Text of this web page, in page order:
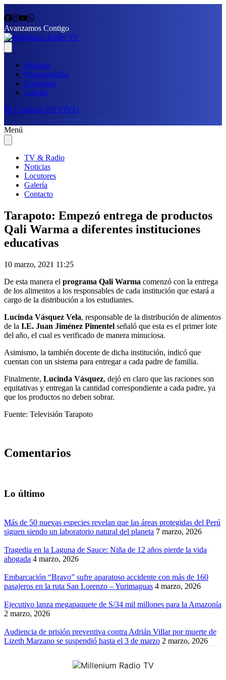
Avanzamos Contigo
Noticias
Programación
Locutores
Galería
📩 Contacto EN VIVO
Menú
TV & Radio
Noticias
Locutores
Galería
Contacto
Tarapoto: Empezó entrega de productos
Qali Warma a diferentes instituciones
educativas
10 marzo, 2021 11:25
De esta manera el programa Qali Warma comenzó con la entrega
de los alimentos a los responsables de cada institución que estará a
cargo de la distribución a los estudiantes.
Lucinda Vásquez Vela, responsable de la distribución de alimentos
de la I.E. Juan Jiménez Pimentel señaló que esta es el primer lote
del año, el cual es verificado de manera minuciosa.
Asimismo, la también docente de dicha institución, indicó que
cuentan con un sistema para entregar a cada padre de familia.
Finalmente, Lucinda Vásquez, dejó en claro que las raciones son
equitativas y entregan la cantidad correspondiente a cada padre, ya
que los productos no deben sobrar.
Fuente: Televisión Tarapoto
Comentarios
Lo último
Más de 50 nuevas especies revelan que las áreas protegidas del Perú
siguen siendo un laboratorio natural del planeta 7 marzo, 2026
Tragedia en la Laguna de Sauce: Niña de 12 años pierde la vida
ahogada 4 marzo, 2026
Embarcación “Bravo” sufre aparatoso accidente con más de 160
pasajeros en la ruta San Lorenzo – Yurimaguas 4 marzo, 2026
Ejecutivo lanza megapaquete de S/34 mil millones para la Amazonía
2 marzo, 2026
Audiencia de prisión preventiva contra Adrián Villar por muerte de
Lizeth Marzano se suspendió hasta el 3 de marzo 2 marzo, 2026